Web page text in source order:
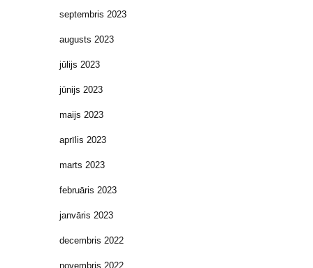
septembris 2023
augusts 2023
jūlijs 2023
jūnijs 2023
maijs 2023
aprīlis 2023
marts 2023
februāris 2023
janvāris 2023
decembris 2022
novembris 2022